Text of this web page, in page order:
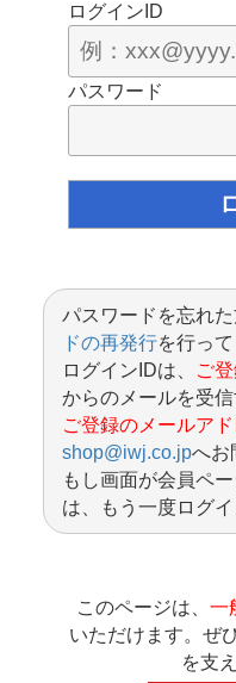
ログインID
パスワード
パスワードを忘れた
ドの再発行を行って
ログインIDは、
ご
からのメールを受信
ご登録のメールアド
shop@iwj.co.jpへお
もし画面が会員ペ
は、もう一度ログ
このページは、 一
いただけます。ぜ
を支